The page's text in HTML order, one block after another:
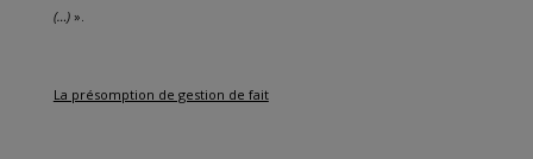
(…) ».
La présomption de gestion de fait